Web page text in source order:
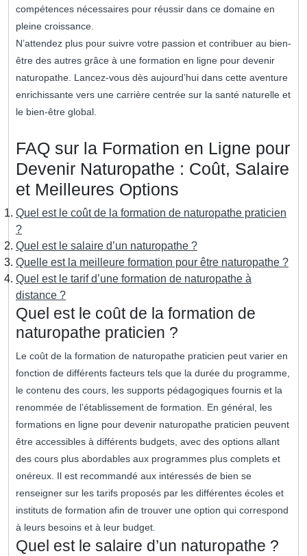
compétences nécessaires pour réussir dans ce domaine en
pleine croissance.
N’attendez plus pour suivre votre passion et contribuer au bien-
être des autres grâce à une formation en ligne pour devenir
naturopathe. Lancez-vous dès aujourd’hui dans cette aventure
enrichissante vers une carrière centrée sur la santé naturelle et
le bien-être global.
FAQ sur la Formation en Ligne pour
Devenir Naturopathe : Coût, Salaire
et Meilleures Options
Quel est le coût de la formation de naturopathe praticien
?
Quel est le salaire d’un naturopathe ?
Quelle est la meilleure formation pour être naturopathe ?
Quel est le tarif d’une formation de naturopathe à
distance ?
Quel est le coût de la formation de
naturopathe praticien ?
Le coût de la formation de naturopathe praticien peut varier en
fonction de différents facteurs tels que la durée du programme,
le contenu des cours, les supports pédagogiques fournis et la
renommée de l’établissement de formation. En général, les
formations en ligne pour devenir naturopathe praticien peuvent
être accessibles à différents budgets, avec des options allant
des cours plus abordables aux programmes plus complets et
onéreux. Il est recommandé aux intéressés de bien se
renseigner sur les tarifs proposés par les différentes écoles et
instituts de formation afin de trouver une option qui correspond
à leurs besoins et à leur budget.
Quel est le salaire d’un naturopathe ?